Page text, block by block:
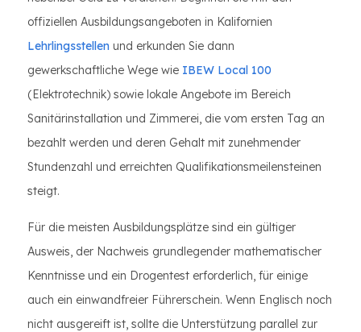
offiziellen Ausbildungsangeboten in Kalifornien
Lehrlingsstellen und erkunden Sie dann
gewerkschaftliche Wege wie IBEW Local 100
(Elektrotechnik) sowie lokale Angebote im Bereich
Sanitärinstallation und Zimmerei, die vom ersten Tag an
bezahlt werden und deren Gehalt mit zunehmender
Stundenzahl und erreichten Qualifikationsmeilensteinen
steigt.
Für die meisten Ausbildungsplätze sind ein gültiger
Ausweis, der Nachweis grundlegender mathematischer
Kenntnisse und ein Drogentest erforderlich, für einige
auch ein einwandfreier Führerschein. Wenn Englisch noch
nicht ausgereift ist, sollte die Unterstützung parallel zur